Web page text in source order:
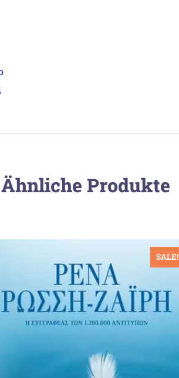
Ähnliche Produkte
SALE!